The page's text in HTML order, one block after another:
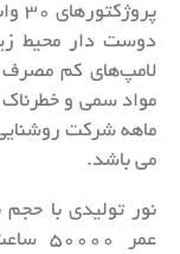
دوست دار محیط
لامپ‌های کم مصرف
ماهه شرکت
می باشد.
نور تولیدی با
عمر